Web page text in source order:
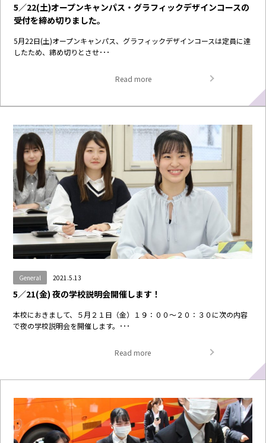
5／22(土)オープンキャンパス・グラフィックデザインコースの
受付を締め切りました。
5月22日(土)オープンキャンパス、グラフィックデザインコースは定員に達
したため、締め切りとさせ･･･
Read more
General 2021.5.13
5／21(金) 夜の学校説明会開催します！
本校におきまして、５月２１日（金）１９：００～２０：３０に次の内容
で夜の学校説明会を開催します。･･･
Read more